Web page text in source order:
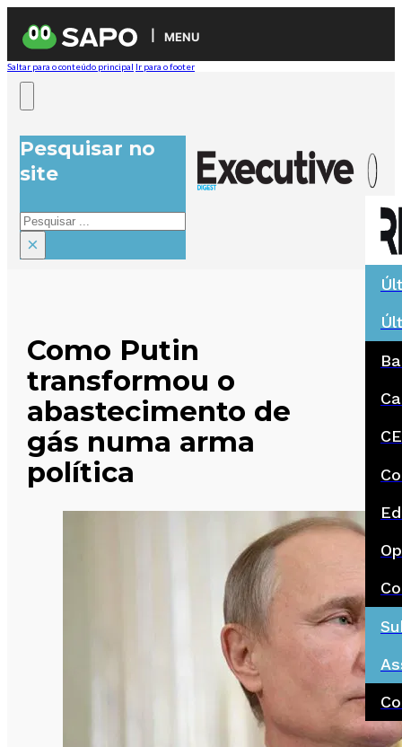
MENU
Saltar para o conteúdo principal Ir para o footer
Pesquisar no
site
Pesquisar
×
Como Putin
transformou o
abastecimento de
gás numa arma
política